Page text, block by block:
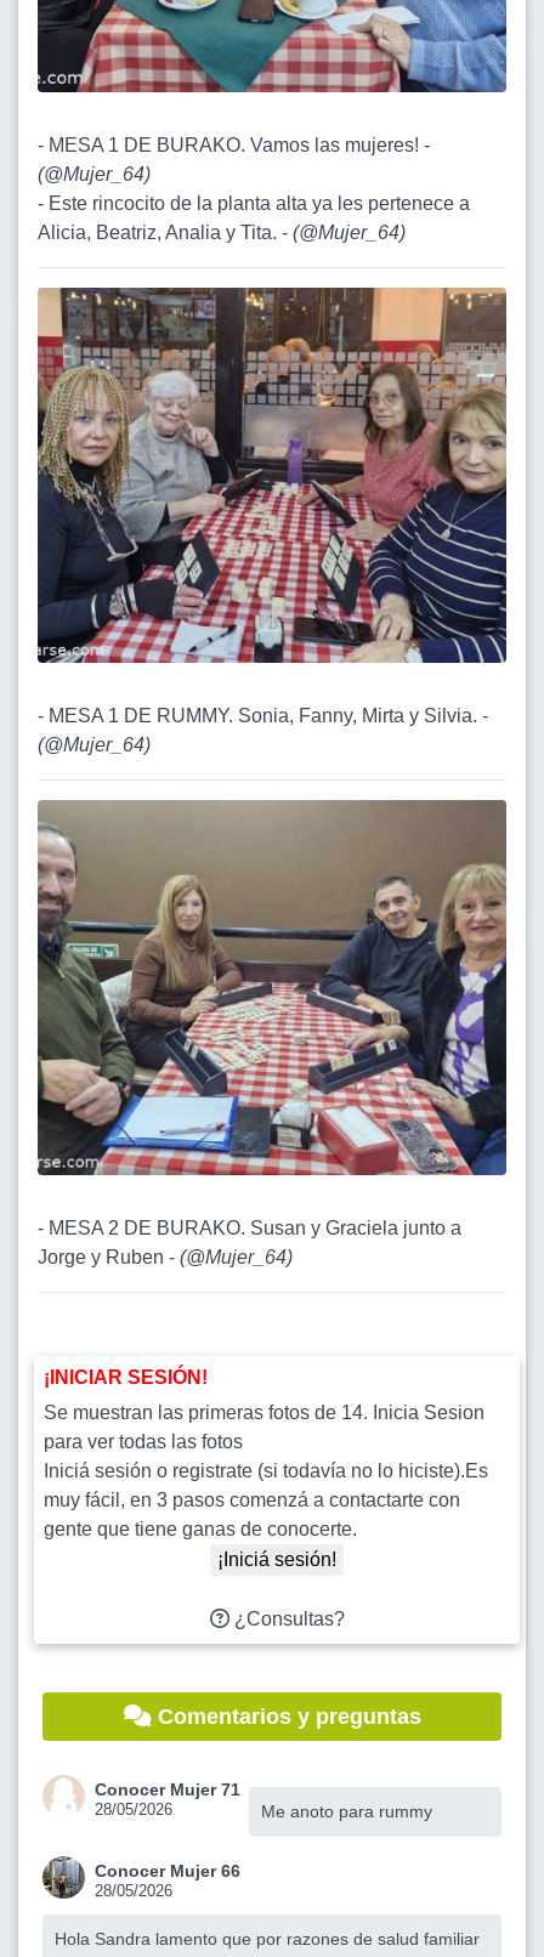
- MESA 1 DE BURAKO. Vamos las mujeres! -
(@Mujer_64)
- Este rincocito de la planta alta ya les pertenece a
Alicia, Beatriz, Analia y Tita. - (@Mujer_64)
- MESA 1 DE RUMMY. Sonia, Fanny, Mirta y Silvia. -
(@Mujer_64)
- MESA 2 DE BURAKO. Susan y Graciela junto a
Jorge y Ruben - (@Mujer_64)
¡INICIAR SESIÓN!
Se muestran las primeras fotos de 14. Inicia Sesion
para ver todas las fotos
Iniciá sesión o registrate (si todavía no lo hiciste).Es
muy fácil, en 3 pasos comenzá a contactarte con
gente que tiene ganas de conocerte.
¡Iniciá sesión!
¿Consultas?
Comentarios y preguntas
Conocer Mujer 71
28/05/2026 Me anoto para rummy
Conocer Mujer 66
28/05/2026
Hola Sandra lamento que por razones de salud familiar